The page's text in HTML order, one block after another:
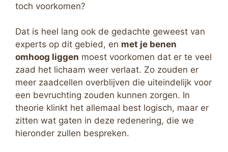
toch voorkomen?
Dat is heel lang ook de gedachte geweest van
experts op dit gebied, en met je benen
omhoog liggen moest voorkomen dat er te veel
zaad het lichaam weer verlaat. Zo zouden er
meer zaadcellen overblijven die uiteindelijk voor
een bevruchting zouden kunnen zorgen. In
theorie klinkt het allemaal best logisch, maar er
zitten wat gaten in deze redenering, die we
hieronder zullen bespreken.